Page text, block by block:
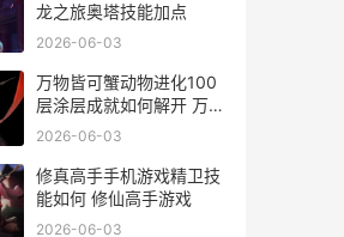
龙之旅奥塔技能加点
2026-06-03
万物皆可蟹动物进化100
层涂层成就如何解开 万物
皆可蟹动物进化手机版下
2026-06-03
修真高手手机游戏精卫技
能如何 修仙高手游戏
2026-06-03